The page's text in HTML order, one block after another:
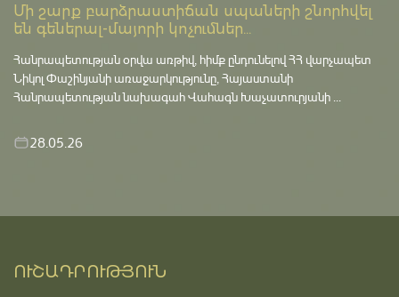
Մի շարք բարձրաստիճան սպաների շնորհվել
են գեներալ-մայորի կոչումներ...
Հանրապետության օրվա առթիվ, հիմք ընդունելով ՀՀ վարչապետ
Նիկոլ Փաշինյանի առաջարկությունը, Հայաստանի
Հանրապետության նախագահ Վահագն Խաչատուրյանի ...
28.05.26
ՈՒՇԱԴՐՈՒԹՅՈՒՆ